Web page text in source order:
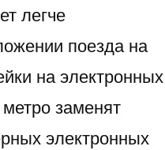
легче
поезда на
на электронных
заменят
электронных